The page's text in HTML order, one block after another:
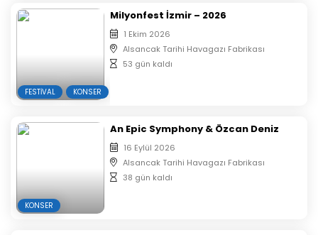
FESTIVAL KONSER
Milyonfest İzmir – 2026
1 Ekim 2026
Alsancak Tarihi Havagazı Fabrikası
53 gün kaldı
KONSER
An Epic Symphony & Özcan Deniz
16 Eylül 2026
Alsancak Tarihi Havagazı Fabrikası
38 gün kaldı